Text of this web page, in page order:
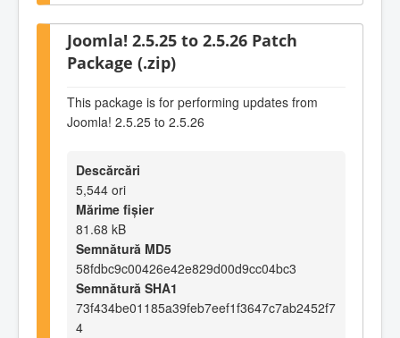
Joomla! 2.5.25 to 2.5.26 Patch
Package (.zip)
This package is for performing updates from
Joomla! 2.5.25 to 2.5.26
Descărcări
5,544 ori
Mărime fișier
81.68 kB
Semnătură MD5
58fdbc9c00426e42e829d00d9cc04bc3
Semnătură SHA1
73f434be01185a39feb7eef1f3647c7ab2452f7
4